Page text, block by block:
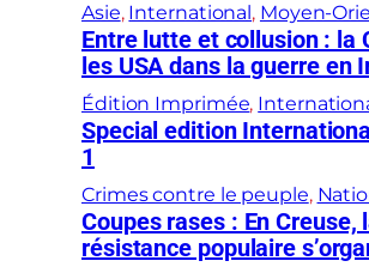
Asie, International , Moyen-
Entre lutte et collusion : la
les USA dans la guerre en
Édition Imprimée,
Special edition
1
Crimes contre le peuple,
Coupes rases : En Creuse,
résistance populaire